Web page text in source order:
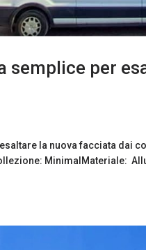
semplice per
la nuova facciata dai
MinimalMateriale: